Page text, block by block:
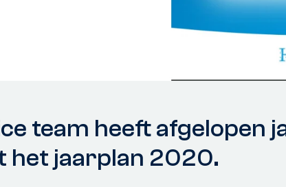
team heeft
het jaarplan 2020.